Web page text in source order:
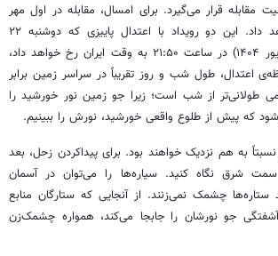
مقابله قرار می‌گیرد. برای امسال، مقابله در اول مهر
(۲۳ سپتامبر) رخ خواهد داد. این دو رویداد با اعتدال پاییزی که دوشنبه ۲۲
سپتامبر ۲۰۲۵ (۳۱ شهریور ۱۴۰۴) در ساعت ۲۱:۵۰ به وقت ایران رخ خواهد داد،
اعتدال، طول شب و روز تقریباً در سراسر زمین برابر
طولانی‌تر از شب است؛ زیرا جو زمین نور خورشید را
که پیش از طلوع واقعی خورشید، نورش را ببینیم.
به هم نزدیک خواهند بود. برای پیداکردن زحل، بعد
شرق نگاه کنید. سیاره‌ها را می‌توان در آسمان
ستاره‌ها چشمک نمی‌زنند. از آنجایی که ستارگان منابع
جو نورشان را جابجا می‌کند، همواره چشمک‌زن